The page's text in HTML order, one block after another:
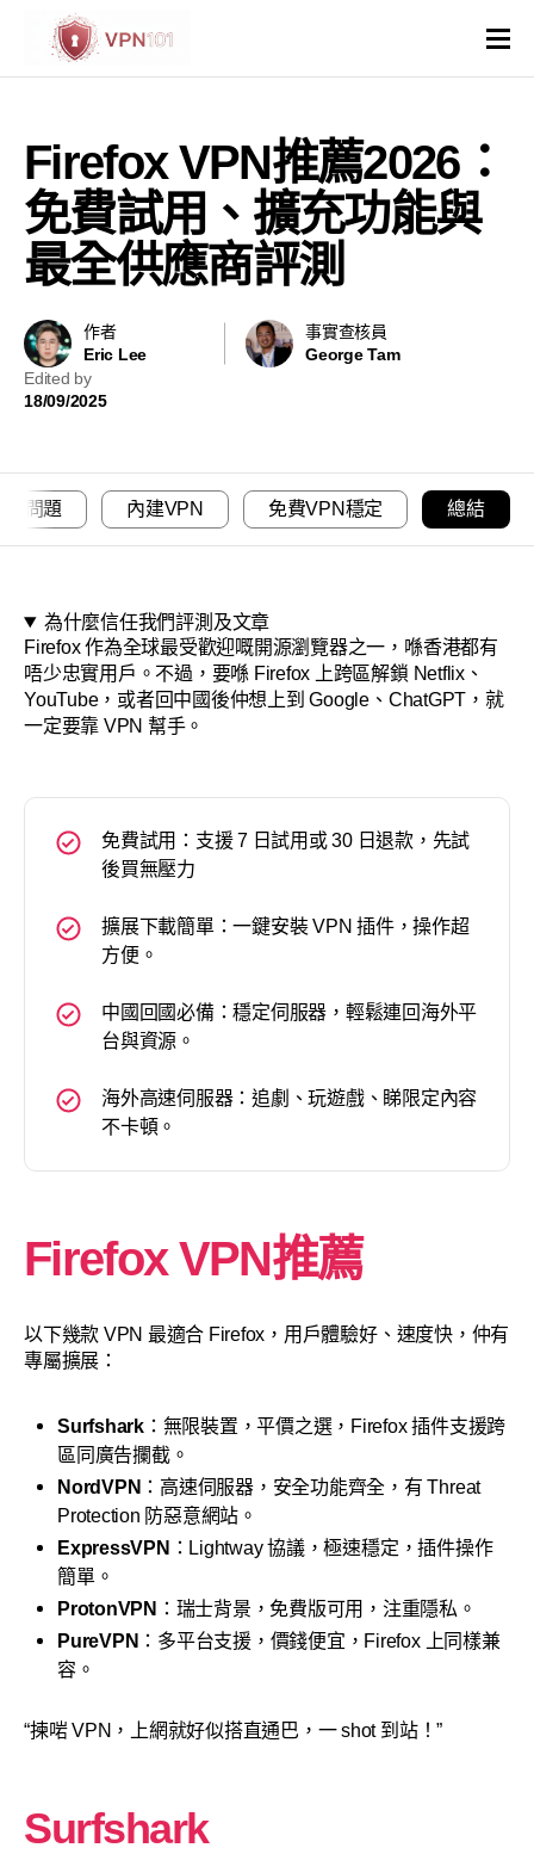
VPN比較
VPN解鎖網站
國家與地區
虛擬主機
Firefox VPN推薦2026：
免費試用、擴充功能與
最全供應商評測
作者
Eric Lee
事實查核員
George Tam
Edited by
18/09/2025
見問題 內建VPN 免費VPN穩定 總結
為什麼信任我們評測及文章
Firefox 作為全球最受歡迎嘅開源瀏覽器之一，喺香港都有
唔少忠實用戶。不過，要喺 Firefox 上跨區解鎖 Netflix、
YouTube，或者回中國後仲想上到 Google、ChatGPT，就
一定要靠 VPN 幫手。
免費試用：支援 7 日試用或 30 日退款，先試
後買無壓力
擴展下載簡單：一鍵安裝 VPN 插件，操作超
方便。
中國回國必備：穩定伺服器，輕鬆連回海外平
台與資源。
海外高速伺服器：追劇、玩遊戲、睇限定內容
不卡頓。
Firefox VPN推薦
以下幾款 VPN 最適合 Firefox，用戶體驗好、速度快，仲有
專屬擴展：
Surfshark：無限裝置，平價之選，Firefox 插件支援跨
區同廣告攔截。
NordVPN ：高速伺服器，安全功能齊全，有 Threat
Protection 防惡意網站。
ExpressVPN ：Lightway 協議，極速穩定，插件操作
簡單。
ProtonVPN ：瑞士背景，免費版可用，注重隱私。
PureVPN ：多平台支援，價錢便宜，Firefox 上同樣兼
容。
“揀啱 VPN，上網就好似搭直通巴，一 shot 到站！”
Surfshark